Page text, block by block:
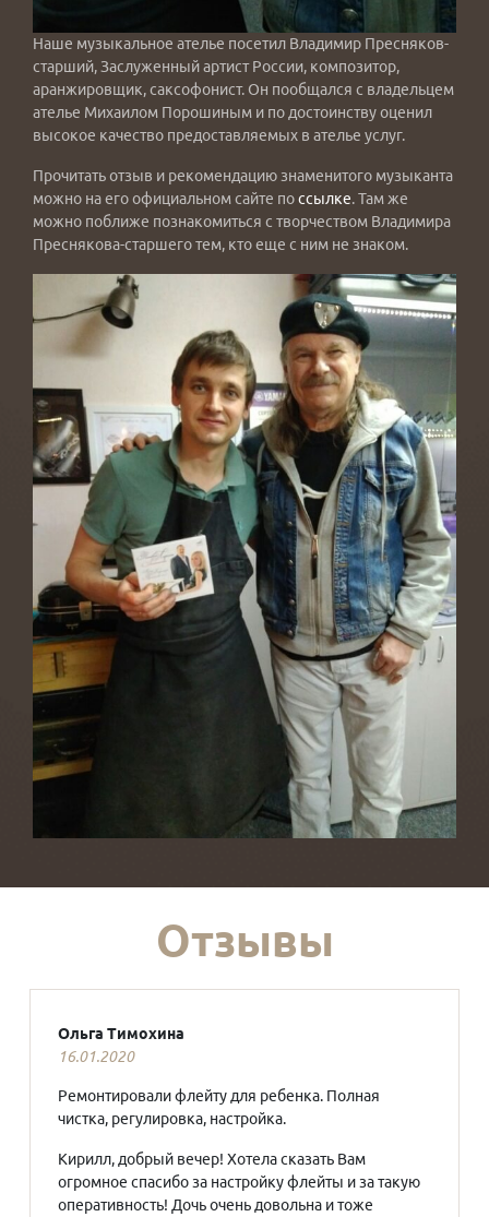
Наше музыкальное ателье посетил Владимир Пресняков-
старший, Заслуженный артист России, композитор,
аранжировщик, саксофонист. Он пообщался с владельцем
ателье Михаилом Порошиным и по достоинству оценил
высокое качество предоставляемых в ателье услуг.
Прочитать отзыв и рекомендацию знаменитого музыканта
можно на его официальном сайте поссылке. Там же
можно поближе познакомиться с творчеством Владимира
Преснякова-старшего тем, кто еще с ним не знаком.
Отзывы
Ольга Тимохина
16.01.2020
Ремонтировали флейту для ребенка. Полная
чистка, регулировка, настройка.
Кирилл, добрый вечер! Хотела сказать Вам
огромное спасибо за настройку флейты и за такую
оперативность! Дочь очень довольна и тоже